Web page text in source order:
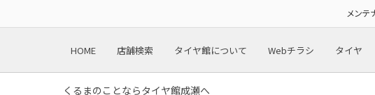
メンテ
HOME 店舗検索 タイヤ館について Webチラシ タイヤ
くるまのことならタイヤ館成瀬へ